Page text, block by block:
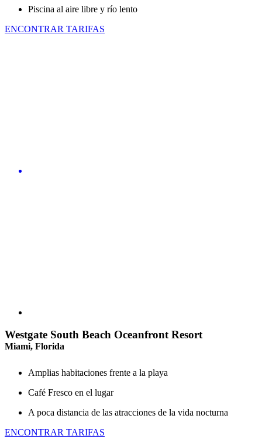
Piscina al aire libre y río lento
ENCONTRAR TARIFAS
Westgate South Beach Oceanfront Resort
Miami, Florida
Amplias habitaciones frente a la playa
Café Fresco en el lugar
A poca distancia de las atracciones de la vida nocturna
ENCONTRAR TARIFAS